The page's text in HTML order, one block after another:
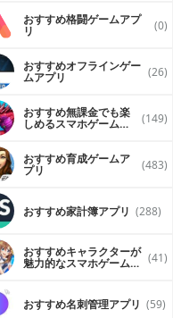
おすすめ格闘ゲームアプ
リ (0)
おすすめオフラインゲー
ムアプリ (26)
おすすめ無課金でも楽
しめるスマホゲームア (149)
おすすめ育成ゲームア
プリ (483)
おすすめ家計簿アプリ (288)
おすすめキャラクターが
魅力的なスマホゲームア (41)
おすすめ名刺管理アプリ (59)